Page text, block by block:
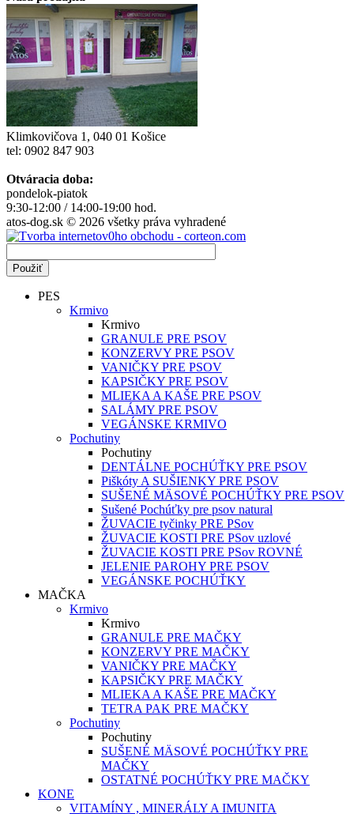
Klimkovičova 1, 040 01 Košice
tel: 0902 847 903
Otváracia doba:
pondelok-piatok
9:30-12:00 / 14:00-19:00 hod.
atos-dog.sk © 2026 všetky práva vyhradené
PES
Krmivo
Krmivo
GRANULE PRE PSOV
KONZERVY PRE PSOV
VANIČKY PRE PSOV
KAPSIČKY PRE PSOV
MLIEKA A KAŠE PRE PSOV
SALÁMY PRE PSOV
VEGÁNSKE KRMIVO
Pochutiny
Pochutiny
DENTÁLNE POCHÚŤKY PRE PSOV
Piškóty A SUŠIENKY PRE PSOV
SUŠENÉ MÄSOVÉ POCHÚŤKY PRE PSOV
Sušené Pochúťky pre psov natural
ŽUVACIE tyčinky PRE PSov
ŽUVACIE KOSTI PRE PSov uzlové
ŽUVACIE KOSTI PRE PSov ROVNÉ
JELENIE PAROHY PRE PSOV
VEGÁNSKE POCHÚŤKY
MAČKA
Krmivo
Krmivo
GRANULE PRE MAČKY
KONZERVY PRE MAČKY
VANIČKY PRE MAČKY
KAPSIČKY PRE MAČKY
MLIEKA A KAŠE PRE MAČKY
TETRA PAK PRE MAČKY
Pochutiny
Pochutiny
SUŠENÉ MÄSOVÉ POCHÚŤKY PRE
MAČKY
OSTATNÉ POCHÚŤKY PRE MAČKY
KONE
VITAMÍNY , MINERÁLY A IMUNITA